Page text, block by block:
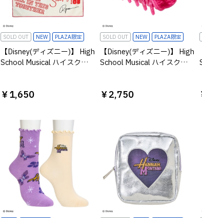
SOLD OUT NEW PLAZA限定
【Disney(ディズニー)】 High
School Musical ハイスクー
￥1,650
SOLD OUT NEW PLAZA限定
【Disney(ディズニー)】 High
School Musical ハイスクー
￥2,750